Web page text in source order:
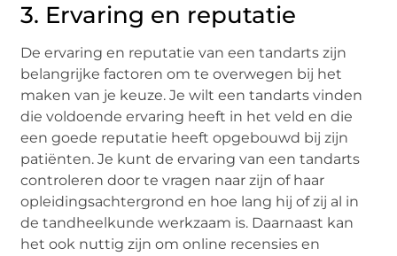
3. Ervaring en reputatie
De ervaring en reputatie van een tandarts zijn
belangrijke factoren om te overwegen bij het
maken van je keuze. Je wilt een tandarts vinden
die voldoende ervaring heeft in het veld en die
een goede reputatie heeft opgebouwd bij zijn
patiënten. Je kunt de ervaring van een tandarts
controleren door te vragen naar zijn of haar
opleidingsachtergrond en hoe lang hij of zij al in
de tandheelkunde werkzaam is. Daarnaast kan
het ook nuttig zijn om online recensies en